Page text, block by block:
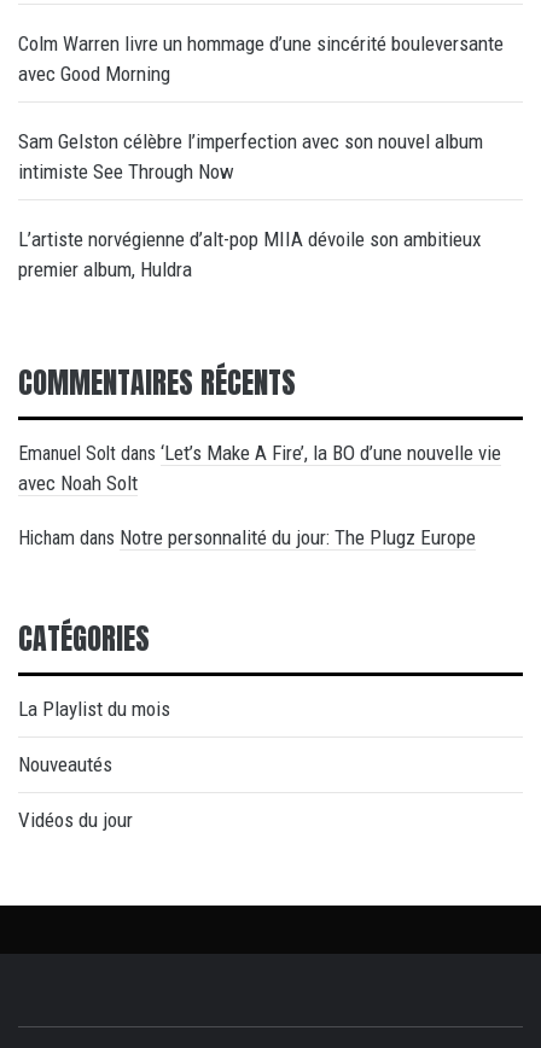
Colm Warren livre un hommage d’une sincérité bouleversante
avec Good Morning
Sam Gelston célèbre l’imperfection avec son nouvel album
intimiste See Through Now
L’artiste norvégienne d’alt-pop MIIA dévoile son ambitieux
premier album, Huldra
COMMENTAIRES RÉCENTS
Emanuel Solt dans ‘Let’s Make A Fire’, la BO d’une nouvelle vie
avec Noah Solt
Hicham dans Notre personnalité du jour: The Plugz Europe
CATÉGORIES
La Playlist du mois
Nouveautés
Vidéos du jour